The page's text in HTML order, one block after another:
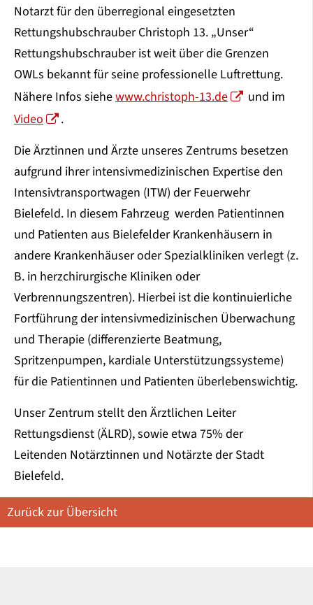
Notarzt für den überregional eingesetzten
Rettungshubschrauber Christoph 13. „Unser“
Rettungshubschrauber ist weit über die Grenzen
OWLs bekannt für seine professionelle Luftrettung.
Nähere Infos siehewww.christoph-13.de
und im
Video
.
Die Ärztinnen und Ärzte unseres Zentrums besetzen
aufgrund ihrer intensivmedizinischen Expertise den
Intensivtransportwagen (ITW) der Feuerwehr
Bielefeld. In diesem Fahrzeug werden Patientinnen
und Patienten aus Bielefelder Krankenhäusern in
andere Krankenhäuser oder Spezialkliniken verlegt (z.
B. in herzchirurgische Kliniken oder
Verbrennungszentren). Hierbei ist die kontinuierliche
Fortführung der intensivmedizinischen Überwachung
und Therapie (differenzierte Beatmung,
Spritzenpumpen, kardiale Unterstützungssysteme)
für die Patientinnen und Patienten überlebenswichtig.
Unser Zentrum stellt den Ärztlichen Leiter
Rettungsdienst (ÄLRD), sowie etwa 75% der
Leitenden Notärztinnen und Notärzte der Stadt
Bielefeld.
Zurück zur Übersicht